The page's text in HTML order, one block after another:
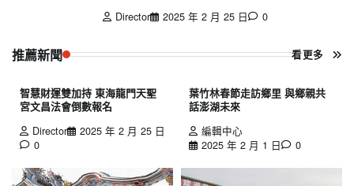
Director
2025 年 2 月 25 日 0
推薦新聞 看更多
智慧財運雙加持 東海龍門天聖
宮文昌法會倒數報名
Director
2025 年 2 月 25 日
0
葉竹林春節走訪鄉里 與鄉親共
話澎湖未來
編輯中心
2025 年 2 月 1 日
0